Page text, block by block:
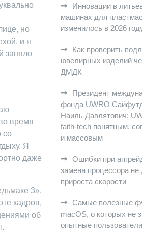
но
и я
заняло
время
со
Я
даже
3»,
кадров,
об
Инновации в
машинах для
изменилось в 2026
Как проверить
ювелирных изделий
ДМДК
Президент
фонда UWRO
Наиль Давлятович:
faith-tech понятным,
и массовым
Ошибки при
замена процессора не
прироста скорости
Самые полезные
macOS, о которых не
опытные пользователи